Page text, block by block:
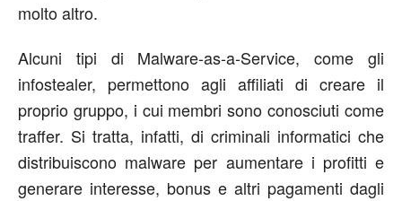
molto altro.
Alcuni tipi di Malware-as-a-Service, come gli
infostealer, permettono agli affiliati di creare il
proprio gruppo, i cui membri sono conosciuti come
traffer. Si tratta, infatti, di criminali informatici che
distribuiscono malware per aumentare i profitti e
generare interesse, bonus e altri pagamenti dagli